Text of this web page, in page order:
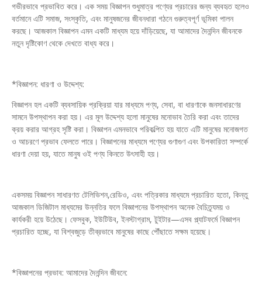
গভীরভাবে প্রভাবিত করে। এক সময় বিজ্ঞাপন শুধুমাত্র পণ্যের প্রচারের জন্য ব্যবহৃত হলেও
বর্তমানে এটি সমাজ, সংস্কৃতি, এবং মানুষজনের জীবনধারা গঠনে গুরুত্বপূর্ণ ভূমিকা পালন
করছে। আজকাল বিজ্ঞাপন এমন একটি মাধ্যম হয়ে দাঁড়িয়েছে, যা আমাদের দৈনন্দিন জীবনকে
নতুন দৃষ্টিকোণ থেকে দেখতে বাধ্য করে।
*বিজ্ঞাপন: ধারণা ও উদ্দেশ্য:
বিজ্ঞাপন হল একটি ব্যবসায়িক প্রক্রিয়া যার মাধ্যমে পণ্য, সেবা, বা ধারণাকে জনসাধারণের
সামনে উপস্থাপন করা হয়। এর মূল উদ্দেশ্য হলো মানুষের মনোভাব তৈরি করা এবং তাদের
ক্রয় করার আগ্রহ সৃষ্টি করা। বিজ্ঞাপন এমনভাবে পরিকল্পিত হয় যাতে এটি মানুষের মনোজগত
ও আচরণে প্রভাব ফেলতে পারে। বিজ্ঞাপনের মাধ্যমে পণ্যের গুণাগুণ এবং উপকারিতা সম্পর্কে
ধারণা দেয়া হয়, যাতে মানুষ ওই পণ্য কিনতে উৎসাহী হয়।
একসময় বিজ্ঞাপন সাধারণত টেলিভিশন,রেডিও, এবং পত্রিকার মাধ্যমে প্রচারিত হতো, কিন্তু
আজকাল ডিজিটাল মাধ্যমের উন্নতির ফলে বিজ্ঞাপনের উপস্থাপন অনেক বৈচিত্র্যময় ও
কার্যকরী হয়ে উঠেছে। ফেসবুক, ইউটিউব, ইনস্টাগ্রাম, টুইটার—এসব প্ল্যাটফর্মে বিজ্ঞাপন
প্রচারিত হচ্ছে, যা বিশ্বজুড়ে তীব্রভাবে মানুষের কাছে পৌঁছাতে সক্ষম হয়েছে।
*বিজ্ঞাপনের প্রভাব: আমাদের দৈনন্দিন জীবনে: